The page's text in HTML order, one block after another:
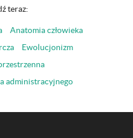
teraz:
Anatomia człowieka
Ewolucjonizm
administracyjnego